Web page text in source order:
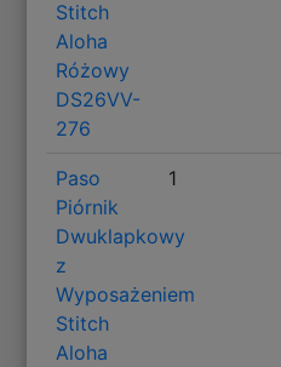
Stitch
Aloha
Różowy
DS26VV-
276
Paso
Piórnik
Dwuklapkowy
z
Wyposażeniem
Stitch
Aloha
1